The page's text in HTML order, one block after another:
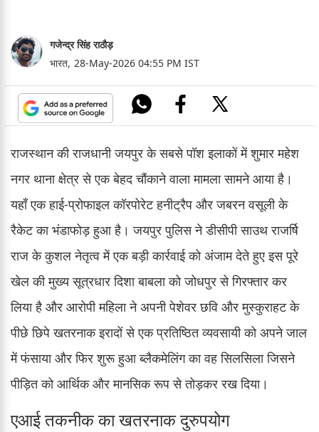
गजेन्द्र सिंह राठौड़
भारत, 28-May-2026 04:55 PM IST
राजस्थान की राजधानी जयपुर के सबसे पॉश इलाकों में शुमार महेश
नगर थाना क्षेत्र से एक बेहद चौंकाने वाला मामला सामने आया है।
यहाँ एक हाई-प्रोफाइल कॉरपोरेट हनीट्रैप और जबरन वसूली के
रैकेट का भंडाफोड़ हुआ है। जयपुर पुलिस ने डीसीपी साउथ राजर्षि
राज के कुशल नेतृत्व में एक बड़ी कार्रवाई को अंजाम देते हुए इस पूरे
खेल की मुख्य सूत्रधार दिशा बाबला को जोधपुर से गिरफ्तार कर
लिया है और आरोपी महिला ने अपनी पेशेवर छवि और मुस्कुराहट के
पीछे छिपे खतरनाक इरादों से एक प्रतिष्ठित व्यवसायी को अपने जाल
में फंसाया और फिर शुरू हुआ ब्लैकमेलिंग का वह सिलसिला जिसने
पीड़ित को आर्थिक और मानसिक रूप से तोड़कर रख दिया।
एआई तकनीक का खतरनाक दुरुपयोग